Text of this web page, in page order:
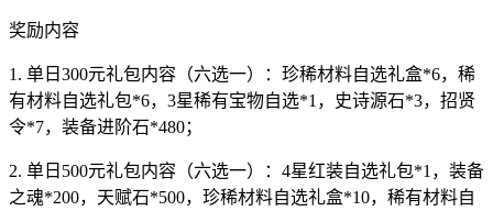
奖励内容
1. 单日300元礼包内容（六选一）：珍稀材料自选礼盒*6，稀
有材料自选礼包*6，3星稀有宝物自选*1，史诗源石*3，招贤
令*7，装备进阶石*480；
2. 单日500元礼包内容（六选一）：4星红装自选礼包*1，装备
之魂*200，天赋石*500，珍稀材料自选礼盒*10，稀有材料自